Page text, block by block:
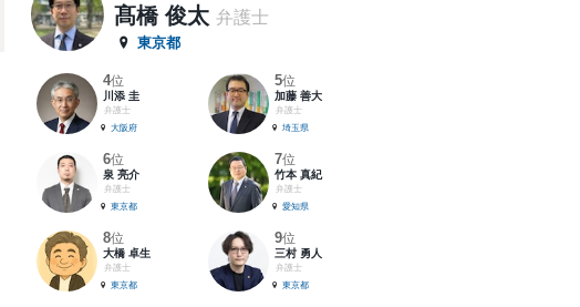
髙橋 俊太 弁護士
東京都
4位
川添 圭
弁護士
大阪府
5位
加藤 善大
弁護士
埼玉県
6位
泉 亮介
弁護士
東京都
7位
竹本 真紀
弁護士
愛知県
8位
大橋 卓生
弁護士
東京都
9位
三村 勇人
弁護士
東京都